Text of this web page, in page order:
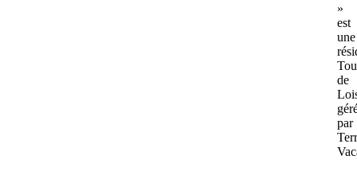
»
est
une
de
par